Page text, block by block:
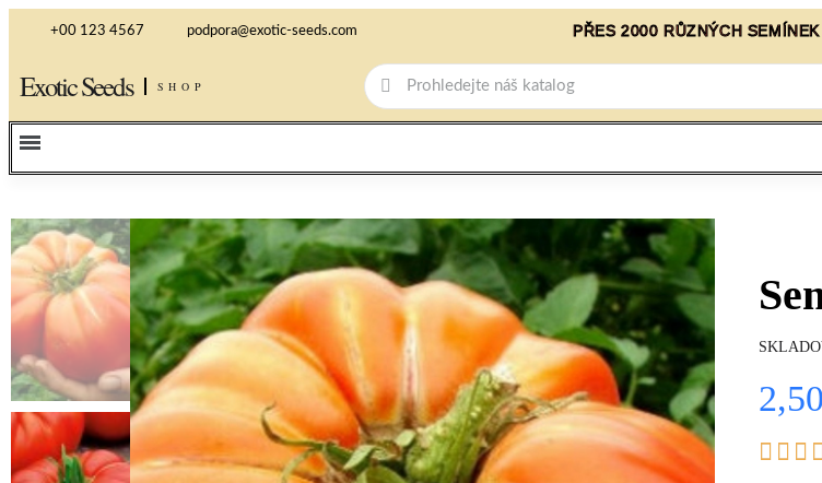
+00 123 4567 podpora@exotic-seeds.com PŘES 2000 RŮZNÝCH
Exotic Seeds SHOP
   